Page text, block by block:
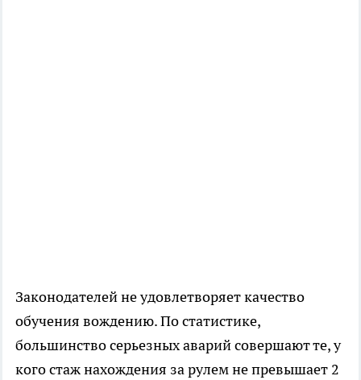
Законодателей не удовлетворяет качество
обучения вождению. По статистике,
большинство серьезных аварий совершают те, у
кого стаж нахождения за рулем не превышает 2